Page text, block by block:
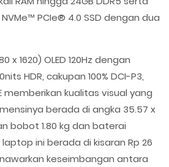
PCIe® 4.0 SSD dengan dua
x 1620) OLED 120Hz dengan
HDR, cakupan 100% DCI-P3,
memberikan kualitas visual yang
berada di angka 35.57 x
bobot 1.80 kg dan baterai
laptop ini berada di kisaran Rp 26
keseimbangan antara